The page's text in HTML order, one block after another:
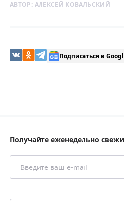
АВТОР: АЛЕКСЕЙ КОВАЛЬСКИЙ
Подписаться в
Получайте еженедельно